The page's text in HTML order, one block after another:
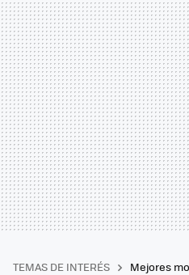
TEMAS DE INTERÉS Mejores